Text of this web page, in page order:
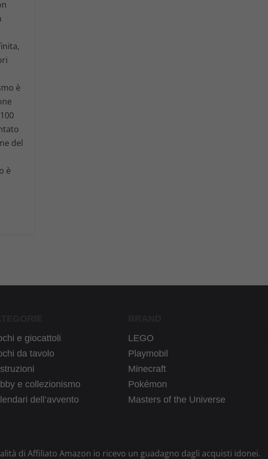
è
del
è
e giocattoli
da tavolo
e collezionismo
dell’avvento
LEGO
Playmobil
Minecraft
Pokémon
Masters of the Universe
di Affiliato Amazon io ricevo un guadagno dagli acquisti idonei.